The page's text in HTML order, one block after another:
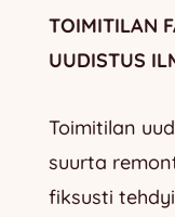
TOIMITILAN
UUDISTUS
Toimitilan
suurta
fiksusti